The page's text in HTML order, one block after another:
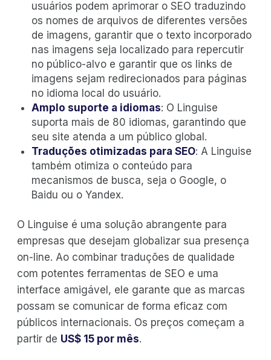
usuários podem aprimorar o SEO traduzindo
os nomes de arquivos de diferentes versões
de imagens, garantir que o texto incorporado
nas imagens seja localizado para repercutir
no público-alvo e garantir que os links de
imagens sejam redirecionados para páginas
no idioma local do usuário.
Amplo suporte a idiomas: O Linguise
suporta mais de 80 idiomas, garantindo que
seu site atenda a um público global.
Traduções otimizadas para SEO: A Linguise
também otimiza o conteúdo para
mecanismos de busca, seja o Google, o
Baidu ou o Yandex.
O Linguise é uma solução abrangente para
empresas que desejam globalizar sua presença
on-line. Ao combinar traduções de qualidade
com potentes ferramentas de SEO e uma
interface amigável, ele garante que as marcas
possam se comunicar de forma eficaz com
públicos internacionais. Os preços começam a
partir de US$ 15 por mês.